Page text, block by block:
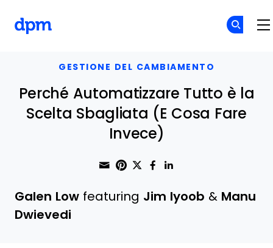
GESTIONE DEL CAMBIAMENTO
Perché Automatizzare Tutto è la
Scelta Sbagliata (E Cosa Fare
Invece)
Share through Email
Print this page
Share on Pinterest
Share on Twitter
Share on
Galen Low featuring Jim Iyoob & Manu
Dwievedi